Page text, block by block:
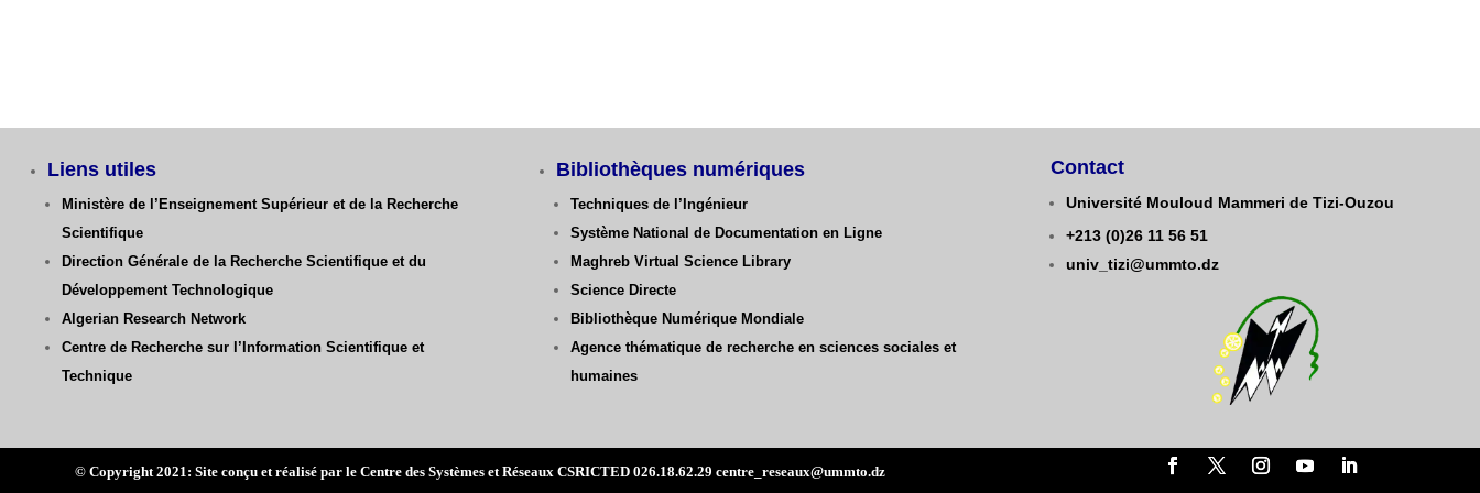
Liens utiles
Ministère de l’Enseignement Supérieur et de la Recherche
Scientifique
Direction Générale de la Recherche Scientifique et du
Développement Technologique
Algerian Research Network
Centre de Recherche sur l’Information Scientifique et
Technique
Bibliothèques numériques
Techniques de l’Ingénieur
Système National de Documentation en Ligne
Maghreb Virtual Science Library
Science Directe
Bibliothèque Numérique Mondiale
Agence thématique de recherche en sciences sociales et
humaines
Contact
Université Mouloud Mammeri de Tizi-Ouzou
+213 (0)26 11 56 51
univ_tizi@ummto.dz
© Copyright 2021: Site conçu et réalisé par le Centre des Systèmes et Réseaux CSRICTED 026.18.62.29 centre_reseaux@ummto.dz